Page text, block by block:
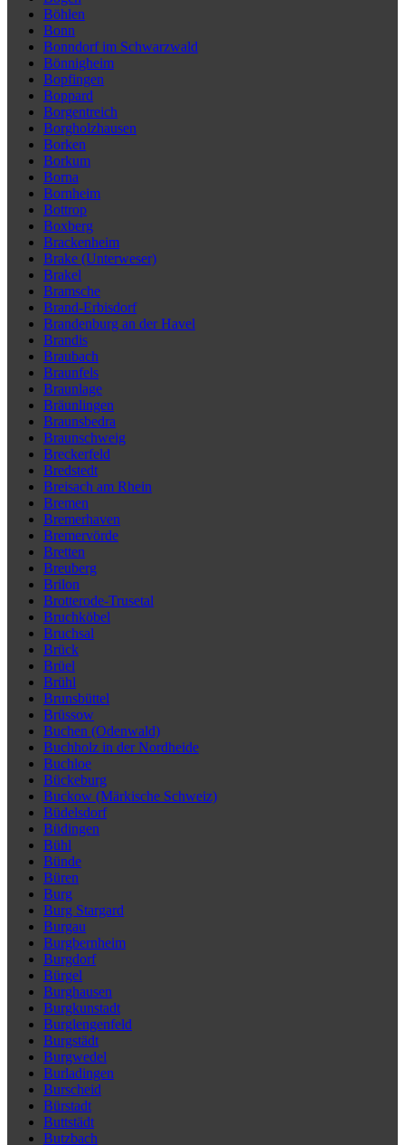
Böhlen
Bonn
Bonndorf im Schwarzwald
Bönnigheim
Bopfingen
Boppard
Borgentreich
Borgholzhausen
Borken
Borkum
Borna
Bornheim
Bottrop
Boxberg
Brackenheim
Brake (Unterweser)
Brakel
Bramsche
Brand-Erbisdorf
Brandenburg an der Havel
Brandis
Braubach
Braunfels
Braunlage
Bräunlingen
Braunsbedra
Braunschweig
Breckerfeld
Bredstedt
Breisach am Rhein
Bremen
Bremerhaven
Bremervörde
Bretten
Breuberg
Brilon
Brotterode-Trusetal
Bruchköbel
Bruchsal
Brück
Brüel
Brühl
Brunsbüttel
Brüssow
Buchen (Odenwald)
Buchholz in der Nordheide
Buchloe
Bückeburg
Buckow (Märkische Schweiz)
Büdelsdorf
Büdingen
Bühl
Bünde
Büren
Burg
Burg Stargard
Burgau
Burgbernheim
Burgdorf
Bürgel
Burghausen
Burgkunstadt
Burglengenfeld
Burgstädt
Burgwedel
Burladingen
Burscheid
Bürstadt
Buttstädt
Butzbach